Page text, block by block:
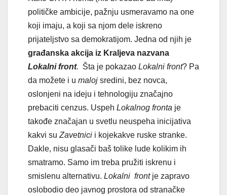
političke ambicije, pažnju usmeravamo na one
koji imaju, a koji sa njom dele iskreno
prijateljstvo sa demokratijom. Jedna od njih je
građanska akcija iz Kraljeva nazvana
Lokalni front. Šta je pokazao Lokalni front? Pa
da možete i u maloj sredini, bez novca,
oslonjeni na ideju i tehnologiju značajno
prebaciti cenzus. Uspeh Lokalnog fronta je
takođe značajan u svetlu neuspeha inicijativa
kakvi su Zavetnici i kojekakve ruske stranke.
Dakle, nisu glasači baš tolike lude kolikim ih
smatramo. Samo im treba pružiti iskrenu i
smislenu alternativu. Lokalni frontje zapravo
oslobodio deo javnog prostora od stranačke